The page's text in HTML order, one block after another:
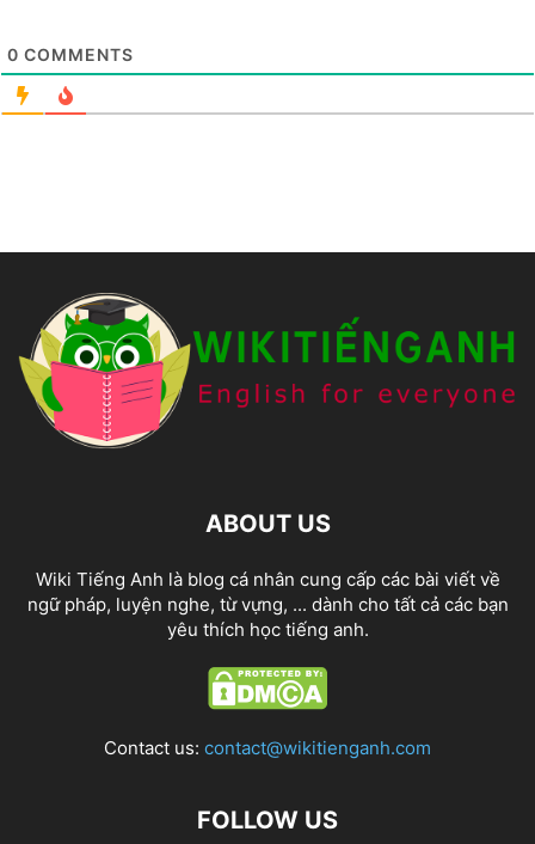
0 COMMENTS
ABOUT US
Wiki Tiếng Anh là blog cá nhân cung cấp các bài viết về
ngữ pháp, luyện nghe, từ vựng, ... dành cho tất cả các bạn
yêu thích học tiếng anh.
Contact us: contact@wikitienganh.com
FOLLOW US